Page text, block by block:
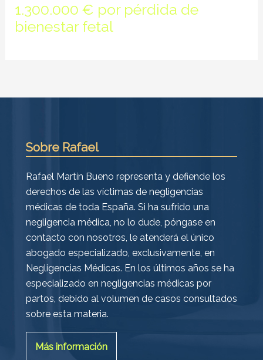
1.300.000 € por pérdida de
bienestar fetal
Sobre Rafael
Rafael Martín Bueno representa y defiende los
derechos de las víctimas de negligencias
médicas de toda España. Si ha sufrido una
negligencia médica, no lo dude, póngase en
contacto con nosotros, le atenderá el único
abogado especializado, exclusivamente, en
Negligencias Médicas. En los últimos años se ha
especializado en negligencias médicas por
partos, debido al volumen de casos consultados
sobre esta materia.
Más información